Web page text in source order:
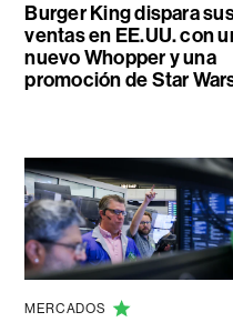
Burger King dispara
ventas en EE.UU. con
nuevo Whopper y una
promoción de Star
MERCADOS